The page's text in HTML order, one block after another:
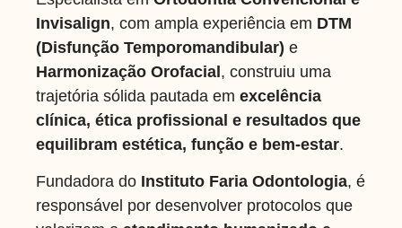
Invisalign, com ampla experiência em DTM
(Disfunção Temporomandibular) e
Harmonização Orofacial, construiu uma
trajetória sólida pautada em excelência
clínica, ética profissional e resultados que
equilibram estética, função e bem-estar.
Fundadora do Instituto Faria Odontologia, é
responsável por desenvolver protocolos que